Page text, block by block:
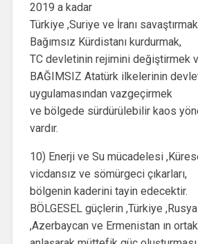
2019 a kadar
Türkiye ,Suriye ve İranı
Bağımsız Kürdistanı kurdurmak,
TC devletinin rejimini değiştirmek
BAĞIMSIZ Atatürk ilkelerinin
uygulamasından vazgeçirmek
ve bölgede sürdürülebilir kaos
vardır.
10) Enerji ve Su mücadelesi
vicdansız ve sömürgeci çıkarları,
bölgenin kaderini tayin edecektir.
BÖLGESEL güçlerin ,Türkiye
,Azerbaycan ve Ermenistan ın ortak